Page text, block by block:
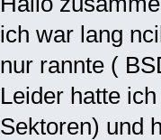
ich war lang
nur rannte (
Leider hatte
Sektoren) und